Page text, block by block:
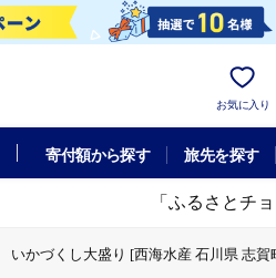
お気に入り
寄付額から探す 旅先を探す
「ふるさとチ
いかづくし大盛り [西海水産 石川県 志